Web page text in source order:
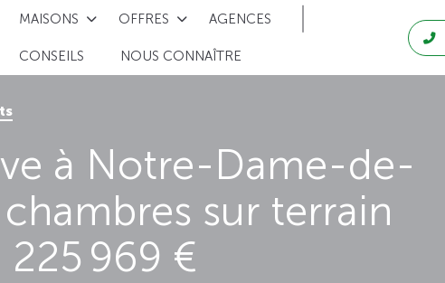
MAISONS OFFRES AGENCES
CONSEILS NOUS CONNAÎTRE
à Notre-Dame-de-
sur terrain
225 969 €